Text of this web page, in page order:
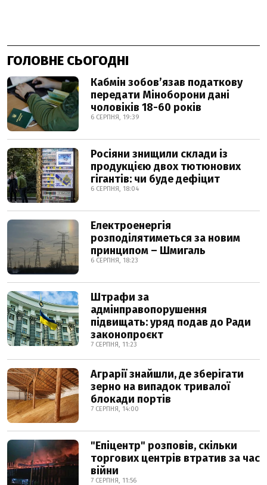
ГОЛОВНЕ СЬОГОДНІ
Кабмін зобовʼязав податкову
передати Міноборони дані
чоловіків 18-60 років
6 СЕРПНЯ, 19:39
Росіяни знищили склади із
продукцією двох тютюнових
гігантів: чи буде дефіцит
6 СЕРПНЯ, 18:04
Електроенергія
розподілятиметься за новим
принципом – Шмигаль
6 СЕРПНЯ, 18:23
Штрафи за
адмінправопорушення
підвищать: уряд подав до Ради
законопроєкт
7 СЕРПНЯ, 11:23
Аграрії знайшли, де зберігати
зерно на випадок тривалої
блокади портів
7 СЕРПНЯ, 14:00
"Епіцентр" розповів, скільки
торгових центрів втратив за час
війни
7 СЕРПНЯ, 11:56